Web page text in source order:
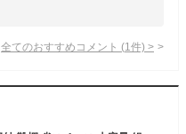
全てのおすすめコメント (1 件) >